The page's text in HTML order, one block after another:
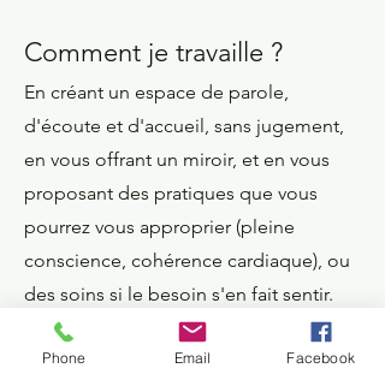
Comment je travaille ?
En créant un espace de parole,
d'écoute et d'accueil, sans jugement,
en vous offrant un miroir, et en vous
proposant des pratiques que vous
pourrez vous approprier (pleine
conscience, cohérence cardiaque), ou
des soins si le besoin s'en fait sentir.
Mon approche - la
Phone Email Facebook